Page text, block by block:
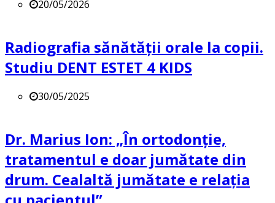
20/05/2026
Radiografia sănătății orale la copii.
Studiu DENT ESTET 4 KIDS
30/05/2025
Dr. Marius Ion: „În ortodonție,
tratamentul e doar jumătate din
drum. Cealaltă jumătate e relația